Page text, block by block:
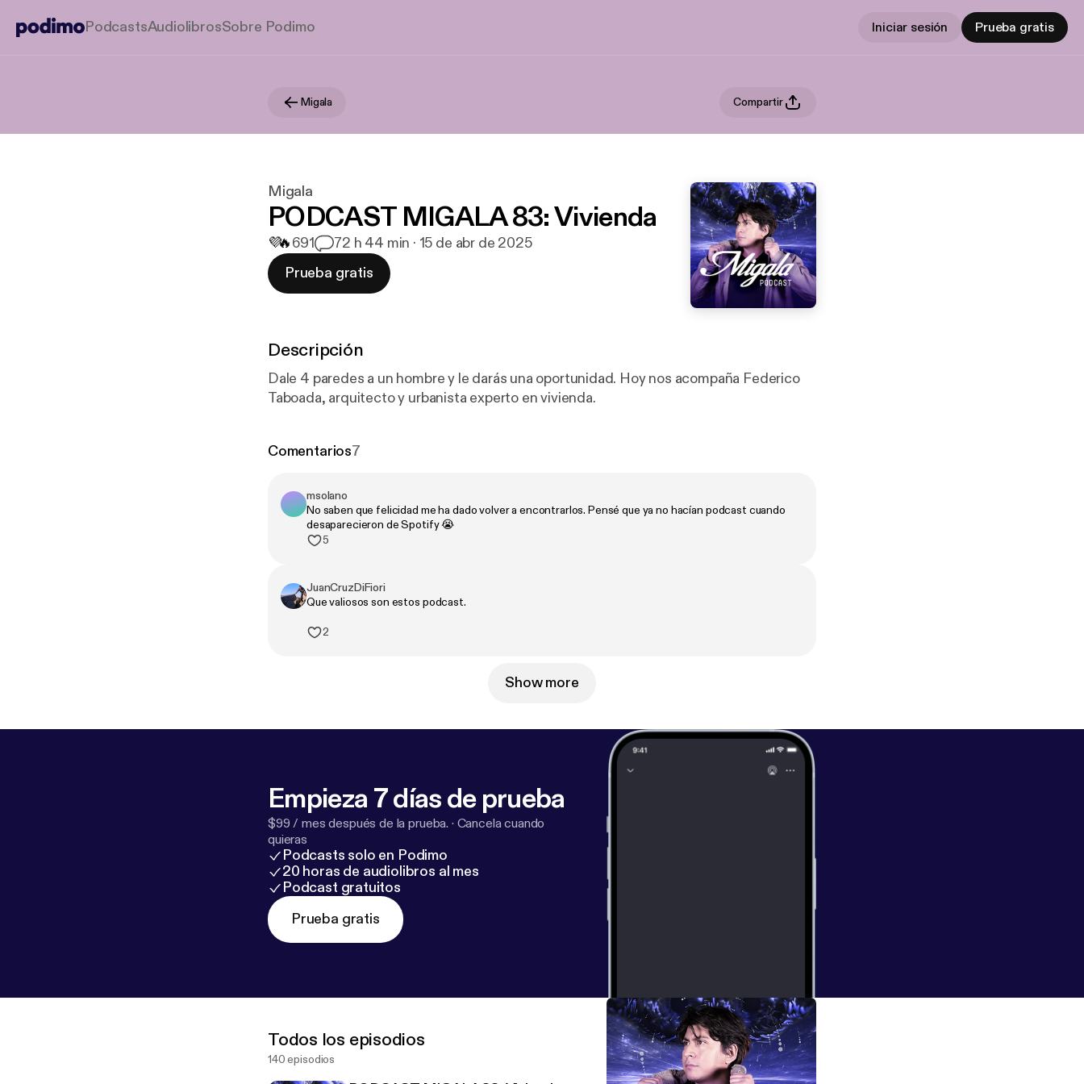
PodcastsAudiolibrosSobre Podimo Iniciar sesión Prueba gratis
Migala Compartir
Migala
PODCAST MIGALA 83: Vivienda
💜🔥691 72 h 44 min · 15 de abr de 2025
Prueba gratis
Descripción
Dale 4 paredes a un hombre y le darás una oportunidad. Hoy nos acompaña Federico
Taboada, arquitecto y urbanista experto en vivienda.
Comentarios7
msolano
No saben que felicidad me ha dado volver a encontrarlos. Pensé que ya no hacían podcast cuando
desaparecieron de Spotify 😭
5
JuanCruzDiFiori
Que valiosos son estos podcast.
2
Show more
Empieza 7 días de prueba
$99 / mes después de la prueba. · Cancela cuando
quieras
Podcasts solo en Podimo
20 horas de audiolibros al mes
Podcast gratuitos
Prueba gratis
Todos los episodios
140 episodios